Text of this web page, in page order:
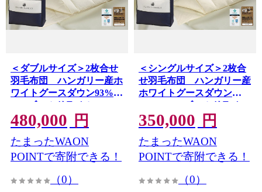
＜ダブルサイズ＞2枚合せ
羽毛布団 ハンガリー産ホ
ワイトグースダウン93%
CILゴールドラベル
【1501729】
480,000 円
たまったWAON
POINTで寄附できる！
（0）
＜シングルサイズ＞2枚合
せ羽毛布団 ハンガリー産
ホワイトグースダウン
93% CILゴールドラベ
ル 【1501701】
350,000 円
たまったWAON
POINTで寄附できる！
（0）